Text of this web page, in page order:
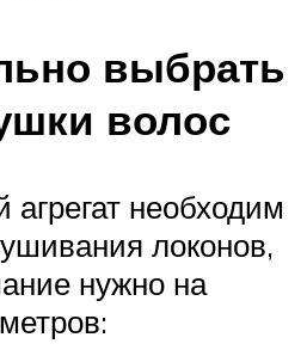
выбрать
волос
необходим
локонов,
нужно на